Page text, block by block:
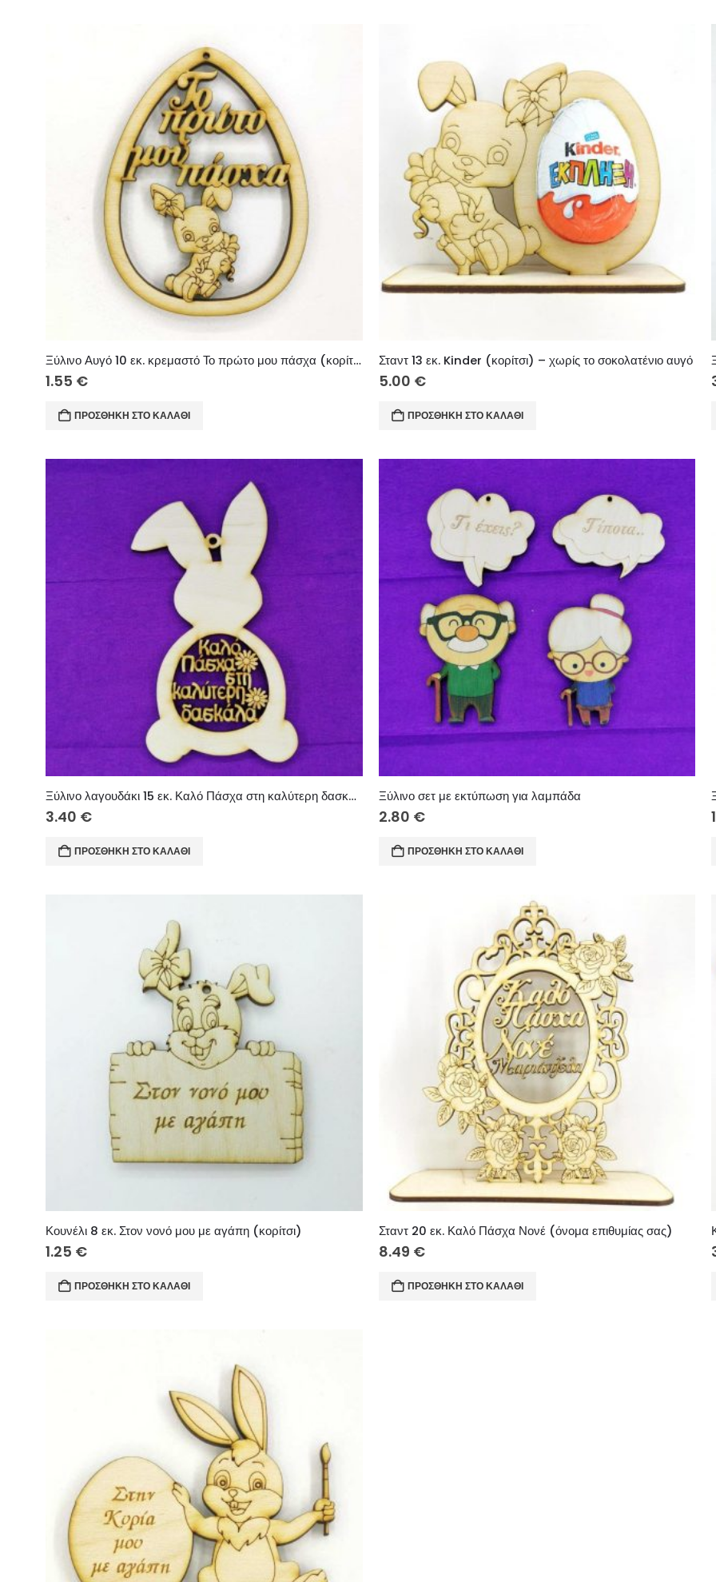
Ξύλινο Αυγό 10 εκ. κρεμαστό Το πρώτο μου πάσχα (κορίτσι)
1.55 €
ΠΡΟΣΘΉΚΗ ΣΤΟ ΚΑΛΆΘΙ
Σταντ 13 εκ. Kinder (κορίτσι) – χωρίς το σοκολατένιο αυγό
5.00 €
ΠΡΟΣΘΉΚΗ ΣΤΟ ΚΑΛΆΘΙ
Ξύλινο λαγουδάκι 15 εκ. Καλό Πάσχα στη καλύτερη δασκάλα
3.40 €
ΠΡΟΣΘΉΚΗ ΣΤΟ ΚΑΛΆΘΙ
Ξύλινο σετ με εκτύπωση για λαμπάδα
2.80 €
ΠΡΟΣΘΉΚΗ ΣΤΟ ΚΑΛΆΘΙ
Κουνέλι 8 εκ. Στον νονό μου με αγάπη (κορίτσι)
1.25 €
ΠΡΟΣΘΉΚΗ ΣΤΟ ΚΑΛΆΘΙ
Σταντ 20 εκ. Καλό Πάσχα Νονέ (όνομα επιθυμίας σας)
8.49 €
ΠΡΟΣΘΉΚΗ ΣΤΟ ΚΑΛΆΘΙ